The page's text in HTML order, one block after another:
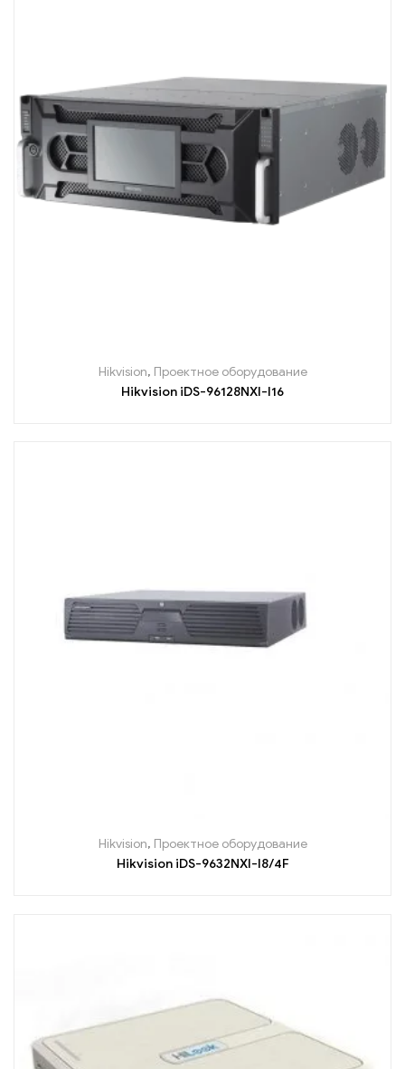
Hikvision, Проектное оборудование
Hikvision iDS-96128NXI-I16
Hikvision, Проектное оборудование
Hikvision iDS-9632NXI-I8/4F